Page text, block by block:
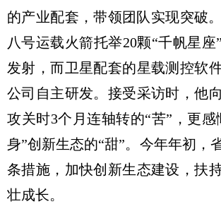
的产业配套，带领团队实现突破
八号运载火箭托举20颗“千帆星座
发射，而卫星配套的星载测控软
公司自主研发。接受采访时，他
攻关时3个月连轴转的“苦”，更感
身”创新生态的“甜”。今年年初，
条措施，加快创新生态建设，扶
壮成长。